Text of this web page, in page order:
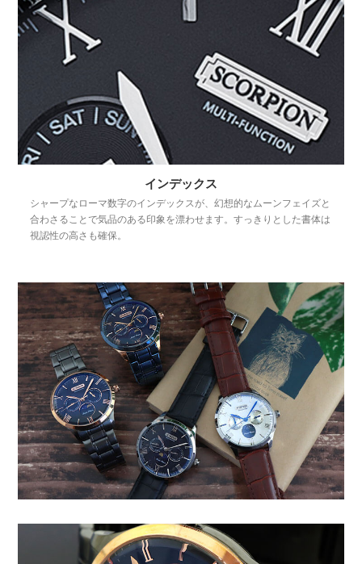
インデックス
シャープなローマ数字のインデックスが、幻想的なムーンフェイズと
合わさることで気品のある印象を漂わせます。すっきりとした書体は
視認性の高さも確保。